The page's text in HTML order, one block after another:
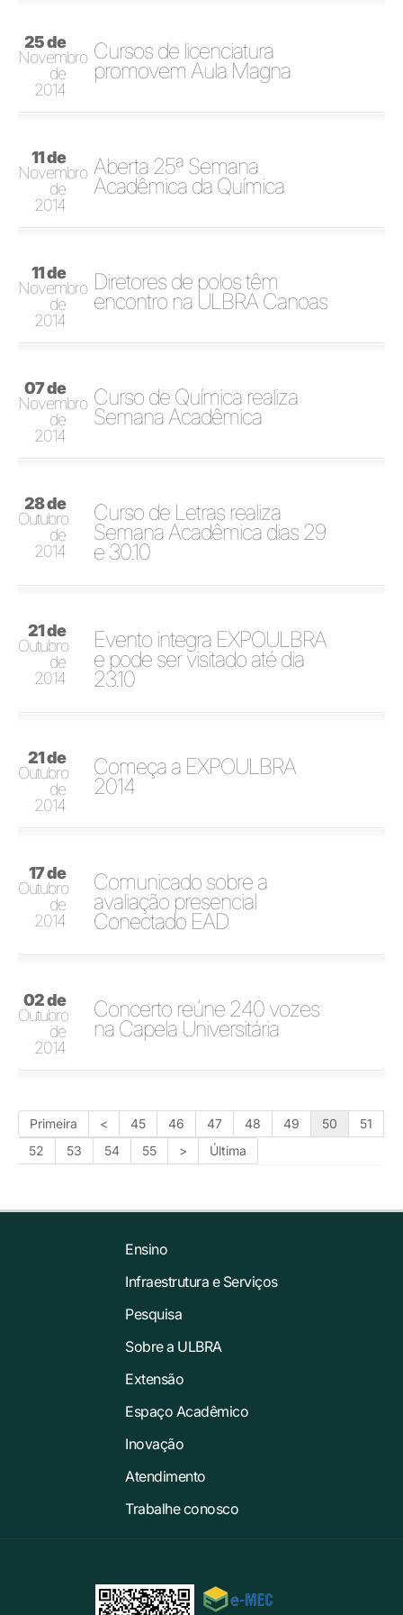
25 de
Novembro
de
2014
Cursos de licenciatura
promovem Aula Magna
11 de
Novembro
de
2014
Aberta 25ª Semana
Acadêmica da Química
11 de
Novembro
de
2014
Diretores de polos têm
encontro na ULBRA Canoas
07 de
Novembro
de
2014
Curso de Química realiza
Semana Acadêmica
28 de
Outubro
de
2014
Curso de Letras realiza
Semana Acadêmica dias 29
e 30.10
21 de
Outubro
de
2014
Evento integra EXPOULBRA
e pode ser visitado até dia
23.10
21 de
Outubro
de
2014
Começa a EXPOULBRA
2014
17 de
Outubro
de
2014
Comunicado sobre a
avaliação presencial
Conectado EAD
02 de
Outubro
de
2014
Concerto reúne 240 vozes
na Capela Universitária
Primeira < 45 46 47 48 49 50
51
52
53 54 55 > Última
Ensino
Infraestrutura e Serviços
Pesquisa
Sobre a ULBRA
Extensão
Espaço Acadêmico
Inovação
Atendimento
Trabalhe conosco